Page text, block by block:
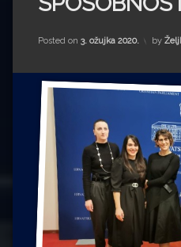
Impressum
Milenko Strižak
Drugi autori
Drugi autori
Matea Andrić
Ljiljana Lekanić-Kljaić
Željko Krznarić
Mario Lovreković
Miroslav Šantek
Posted on 3. ožujka 2020. by